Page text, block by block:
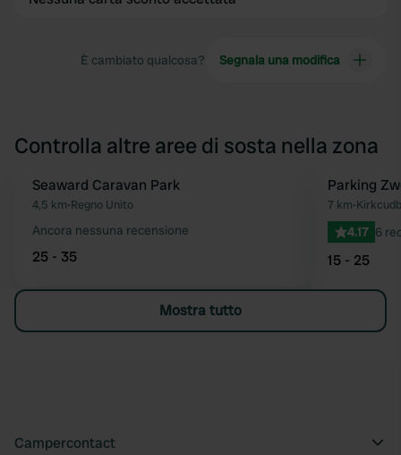
È cambiato qualcosa? Segnala una modifica
Controlla altre aree di sosta nella zona
Preferito
Seaward Caravan Park
4,5 km•Regno Unito
Ancora nessuna recensione
25 - 35
Parking
7 km•
4.17 6
15 - 25
Mostra tutto
Campercontact